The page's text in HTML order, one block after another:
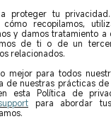
a proteger tu
recopilamos,
y damos tratamiento a
de ti o de un
relacionados.
mejor para todos
de nuestras prácticas
esta Política de
para abordar